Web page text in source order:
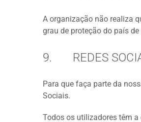
A organização não realiza
grau de proteção do país
9. REDES
Para que faça parte da
Sociais.
Todos os utilizadores têm